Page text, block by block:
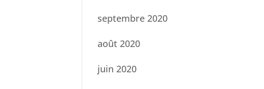
septembre 2020
août 2020
juin 2020